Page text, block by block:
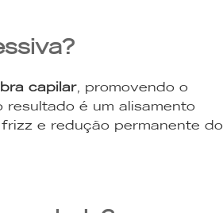
capilar, promovendo o
resultado é um alisamento
e redução permanente do